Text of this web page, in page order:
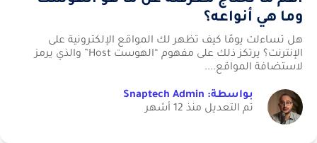
وما هي أنواعه؟
هل تساءلت يومًا كيف تظهر لك المواقع الإلكترونية على
الإنترنت؟ يرتكز ذلك على مفهوم “الهوست Host” والذي يرمز
لاستضافة المواقع....
بواسطة: Snaptech Admin
تم التعديل منذ 12 أشهر